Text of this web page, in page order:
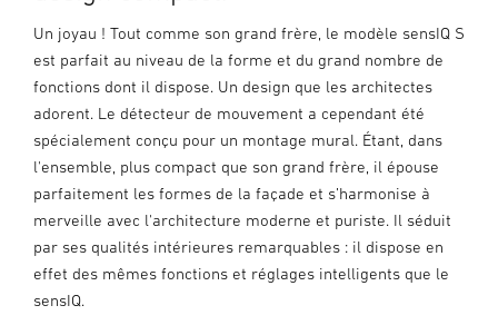
Un joyau ! Tout comme son grand frère, le modèle sensIQ S
est parfait au niveau de la forme et du grand nombre de
fonctions dont il dispose. Un design que les architectes
adorent. Le détecteur de mouvement a cependant été
spécialement conçu pour un montage mural. Étant, dans
l'ensemble, plus compact que son grand frère, il épouse
parfaitement les formes de la façade et s’harmonise à
merveille avec l'architecture moderne et puriste. Il séduit
par ses qualités intérieures remarquables : il dispose en
effet des mêmes fonctions et réglages intelligents que le
sensIQ.